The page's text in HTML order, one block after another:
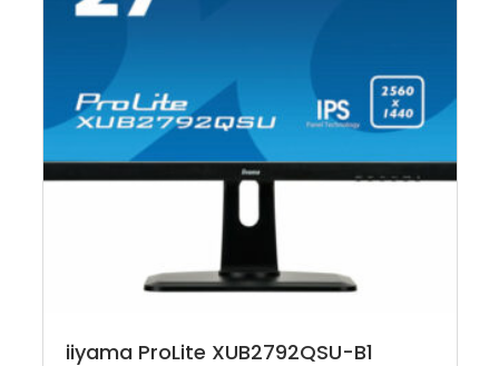
iiyama ProLite XUB2792QSU-B1